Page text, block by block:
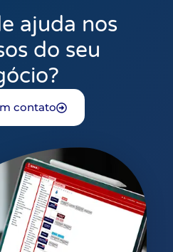
ajuda nos
do seu
contato